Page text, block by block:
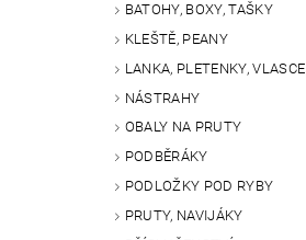
BATOHY, BOXY, TAŠKY
KLEŠTĚ, PEANY
LANKA, PLETENKY, VLASCE
NÁSTRAHY
OBALY NA PRUTY
PODBĚRÁKY
PODLOŽKY POD RYBY
PRUTY, NAVIJÁKY